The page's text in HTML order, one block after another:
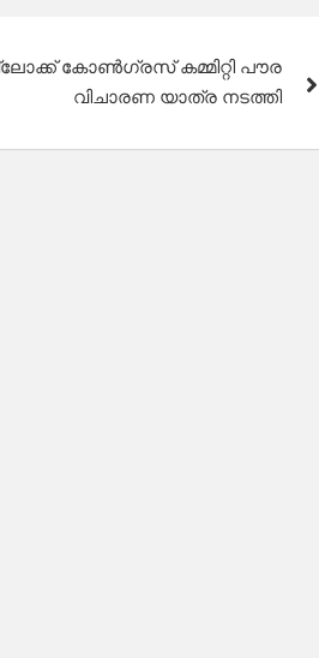
കോൺഗ്രസ് കമ്മിറ്റി പൗര
വിചാരണ യാത്ര നടത്തി